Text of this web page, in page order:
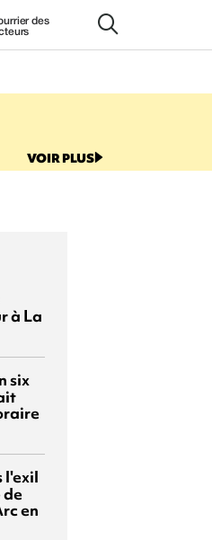
des
VOIR PLUS
à La
six
l'exil
de
en